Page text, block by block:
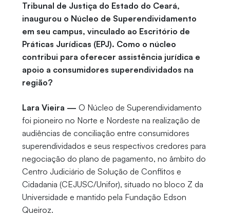
Tribunal de Justiça do Estado do Ceará,
inaugurou o Núcleo de Superendividamento
em seu campus, vinculado ao Escritório de
Práticas Jurídicas (EPJ). Como o núcleo
contribui para oferecer assistência jurídica e
apoio a consumidores superendividados na
região?
Lara Vieira — O Núcleo de Superendividamento
foi pioneiro no Norte e Nordeste na realização de
audiências de conciliação entre consumidores
superendividados e seus respectivos credores para
negociação do plano de pagamento, no âmbito do
Centro Judiciário de Solução de Conflitos e
Cidadania (CEJUSC/Unifor), situado no bloco Z da
Universidade e mantido pela Fundação Edson
Queiroz.